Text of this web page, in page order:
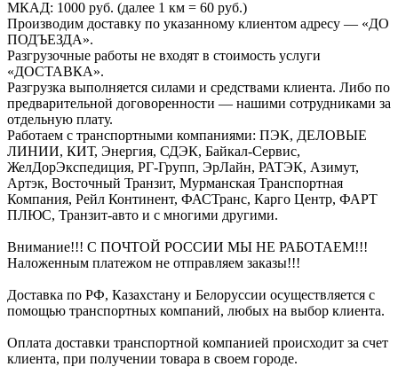
МКАД: 1000 руб. (далее 1 км = 60 руб.)
Производим доставку по указанному клиентом адресу — «ДО
ПОДЪЕЗДА».
Разгрузочные работы не входят в стоимость услуги
«ДОСТАВКА».
Разгрузка выполняется силами и средствами клиента. Либо по
предварительной договоренности — нашими сотрудниками за
отдельную плату.
Работаем с транспортными компаниями: ПЭК, ДЕЛОВЫЕ
ЛИНИИ, КИТ, Энергия, СДЭК, Байкал-Сервис,
ЖелДорЭкспедиция, РГ-Групп, ЭрЛайн, РАТЭК, Азимут,
Артэк, Восточный Транзит, Мурманская Транспортная
Компания, Рейл Континент, ФАСТранс, Карго Центр, ФАРТ
ПЛЮС, Транзит-авто и с многими другими.
Внимание!!! С ПОЧТОЙ РОССИИ МЫ НЕ РАБОТАЕМ!!!
Наложенным платежом не отправляем заказы!!!
Доставка по РФ, Казахстану и Белоруссии осуществляется с
помощью транспортных компаний, любых на выбор клиента.
Оплата доставки транспортной компанией происходит за счет
клиента, при получении товара в своем городе.